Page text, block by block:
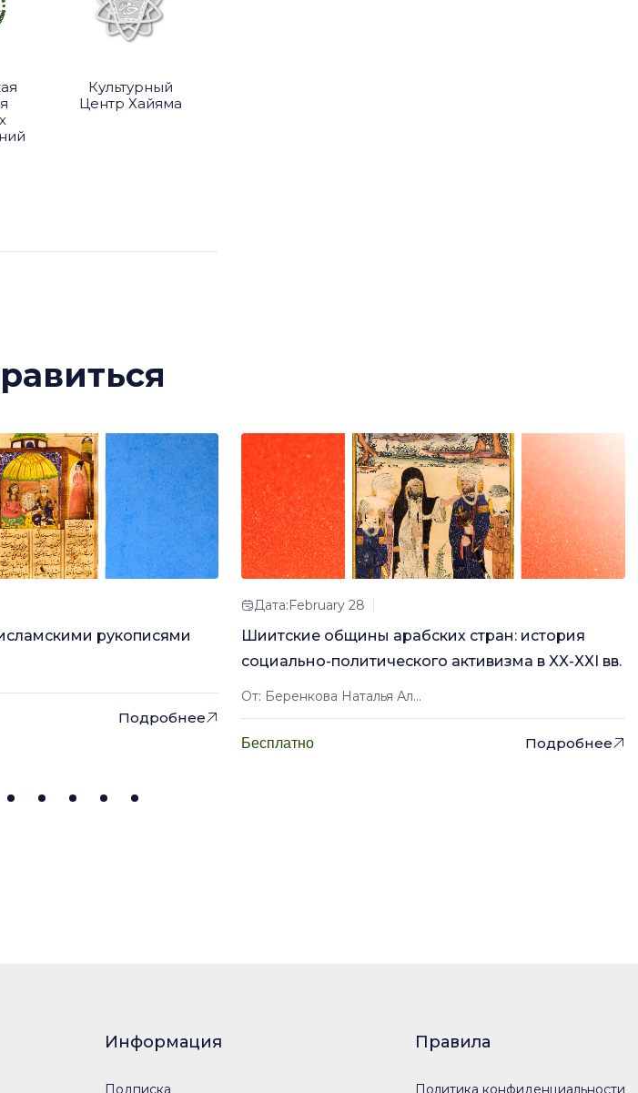
Культурный
Центр Хайяма
рукописями
Подробнее
Дата:February 28
Шиитские общины арабских стран: история
социально-политического активизма в XX-XXI вв.
От: Беренкова Наталья Ал...
Бесплатно Подробнее
Информация
Подписка
Правила
Политика конфиденциальности